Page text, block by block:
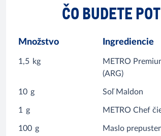
ČO BUDETE
Množstvo Ingrediencie
1,5 kg
METRO
(ARG)
10 g Soľ Maldon
1 g METRO Chef
100 g Maslo